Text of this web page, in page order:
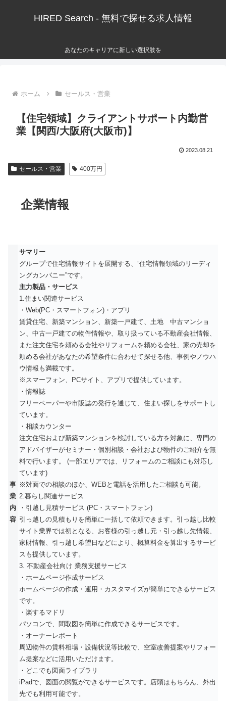
HIRED Search - 無料で探せる求人情報
あなたのキャリアに新しい選択肢を
ホーム セールス・営業
【住宅領域】クライアントサポート内勤営
業【関西/大阪府(大阪市)】
2023.08.21
セールス・営業 400万円
企業情報
事
業
内
容
サマリー
グループで住宅情報サイトを展開する、”住宅情報領域のリーディ
ングカンパニー”です。
主力製品・サービス
1.住まい関連サービス
・Web(PC・スマートフォン)・アプリ
賃貸住宅、新築マンション、新築一戸建て、土地 中古マンショ
ン、中古一戸建ての物件情報や、取り扱っている不動産会社情報、
また注文住宅を頼める会社やリフォームを頼める会社、家の売却を
頼める会社があなたの希望条件に合わせて探せる他、事例やノウハ
ウ情報も満載です。
※スマーフォン、PCサイト、アプリで提供しています。
・情報誌
フリーペーパーや市販誌の発行を通じて、住まい探しをサポートし
ています。
・相談カウンター
注文住宅および新築マンションを検討している方を対象に、専門の
アドバイザーがセミナー・個別相談・会社および物件のご紹介を無
料で行います。 (一部エリアでは、リフォームのご相談にも対応し
ています)
※対面での相談のほか、WEBと電話を活用したご相談も可能。
2.暮らし関連サービス
・引越し見積サービス (PC・スマートフォン)
引っ越しの見積もりを簡単に一括して依頼できます。引っ越し比較
サイト業界では初となる、お客様の引っ越し元・引っ越し先情報、
家財情報、引っ越し希望日などにより、概算料金を算出するサービ
スも提供しています。
3. 不動産会社向け 業務支援サービス
・ホームページ作成サービス
ホームページの作成・運用・カスタマイズが簡単にできるサービス
です。
・楽するマドリ
パソコンで、間取図を簡単に作成できるサービスです。
・オーナーレポート
周辺物件の賃料相場・設備状況等比較で、空室改善提案やリフォー
ム提案などに活用いただけます。
・どこでも図面ライブラリ
iPadで、図面の閲覧ができるサービスです。店頭はもちろん、外出
先でも利用可能です。